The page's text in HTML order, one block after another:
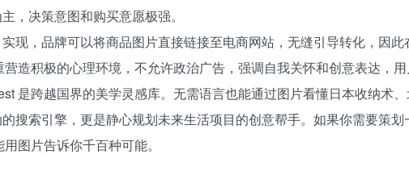
，决策意图和购买意愿极强。
现，品牌可以将商品图片直接链接至电商网站，无缝引导转化，因此
造积极的心理环境，不允许政治广告，强调自我关怀和创意表达，用
是跨越国界的美学灵感库。无需语言也能通过图片看懂日本收纳术
搜索引擎，更是静心规划未来生活项目的创意帮手。如果你需要策
图片告诉你千百种可能。